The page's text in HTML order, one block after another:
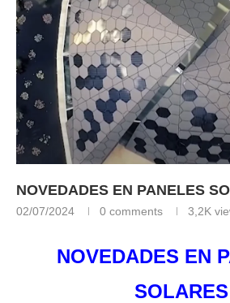
NOVEDADES EN PANELES
02/07/2024 0 comments 3,2K
NOVEDADES EN
SOLARES